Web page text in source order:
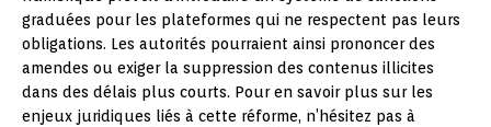
graduées pour les plateformes qui ne respectent pas leurs
obligations. Les autorités pourraient ainsi prononcer des
amendes ou exiger la suppression des contenus illicites
dans des délais plus courts. Pour en savoir plus sur les
enjeux juridiques liés à cette réforme, n’hésitez pas à